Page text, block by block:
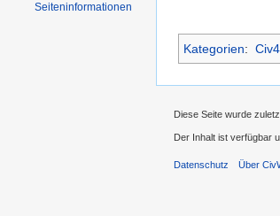
Kategorien: Civ4
Seiten­informationen
Diese Seite wurde
Der Inhalt ist verfügbar
Datenschutz Über